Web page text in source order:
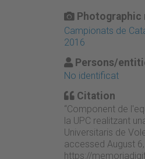
Photographic
Campionats de
2016
Persons/
No identificat
Citation
“Component de
la UPC realitzant
Universitaris de
accessed August
https://